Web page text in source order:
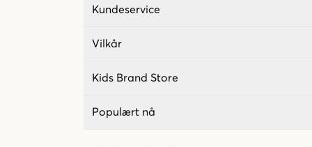
Kundeservice
Vilkår
Kids Brand Store
Populært nå